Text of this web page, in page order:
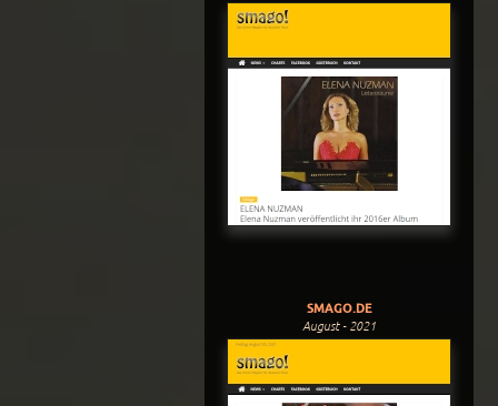
SMAGO.DE
August - 2021